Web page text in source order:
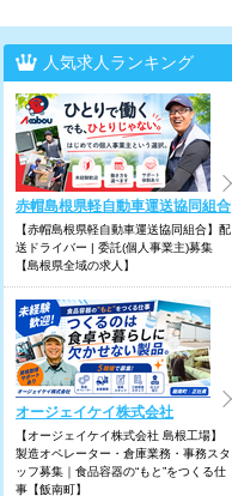
人気求人ランキング
赤帽島根県軽自動車運送協同組合
【赤帽島根県軽自動車運送協同組合】配
送ドライバー | 委託(個人事業主)募集
【島根県全域の求人】
オージェイケイ株式会社
【オージェイケイ株式会社 島根工場】
製造オペレーター・倉庫業務・事務スタ
ッフ募集｜食品容器の“もと”をつくる仕
事【飯南町】